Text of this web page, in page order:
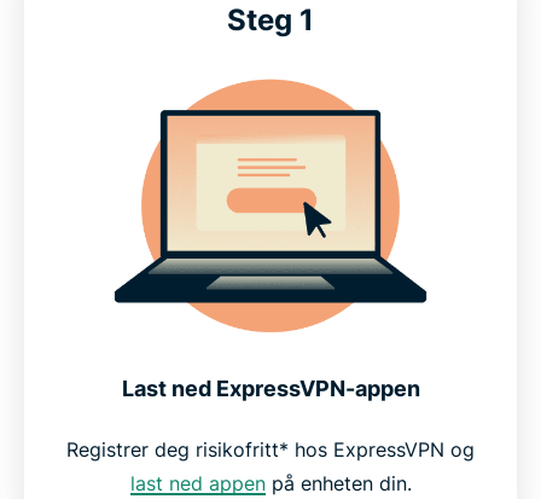
Steg 1
Last ned ExpressVPN-appen
Registrer deg risikofritt* hos ExpressVPN og
last ned appenpå enheten din.